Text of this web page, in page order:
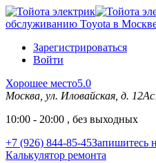
обслуживанию Toyota в
Зарегистрироваться
Войти
Хорошее место5.0
Москва, ул. Иловайская, д.
10:00 - 20:00 , без выходных
+7 (926) 844-85-45Запишитесь
Калькулятор ремонта